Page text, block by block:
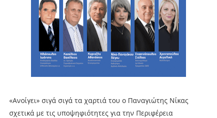
«Ανοίγει» σιγά σιγά τα χαρτιά του ο Παναγιώτης Νίκας
σχετικά με τις υποψηφιότητες για την Περιφέρεια